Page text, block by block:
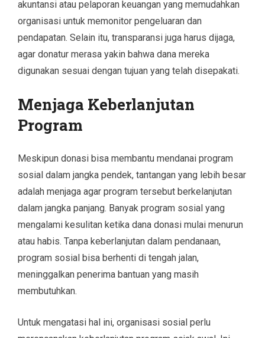
akuntansi atau pelaporan keuangan yang memudahkan
organisasi untuk memonitor pengeluaran dan
pendapatan. Selain itu, transparansi juga harus dijaga,
agar donatur merasa yakin bahwa dana mereka
digunakan sesuai dengan tujuan yang telah disepakati.
Menjaga Keberlanjutan
Program
Meskipun donasi bisa membantu mendanai program
sosial dalam jangka pendek, tantangan yang lebih besar
adalah menjaga agar program tersebut berkelanjutan
dalam jangka panjang. Banyak program sosial yang
mengalami kesulitan ketika dana donasi mulai menurun
atau habis. Tanpa keberlanjutan dalam pendanaan,
program sosial bisa berhenti di tengah jalan,
meninggalkan penerima bantuan yang masih
membutuhkan.
Untuk mengatasi hal ini, organisasi sosial perlu